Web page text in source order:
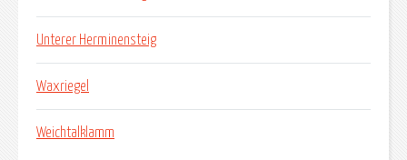
Unterer Herminensteig
Waxriegel
Weichtalklamm